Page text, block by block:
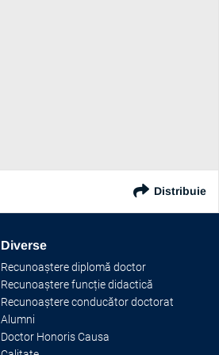
Distribuie
Diverse
Recunoaștere diplomă doctor
Recunoaștere funcție didactică
Recunoaștere conducător doctorat
Alumni
Doctor Honoris Causa